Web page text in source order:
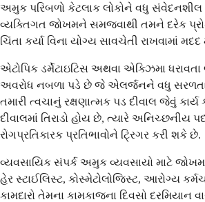
અમુક પરિબળો કેટલાક લોકોને વધુ સંવેદનશીલ
વ્યક્તિગત જોખમને સમજવાથી તમને દરેક
ચિંતા કર્યા વિના યોગ્ય સાવચેતી રાખવામાં
એટોપિક ડર્મેટાઇટિસ અથવા એક્ઝિમા ધરાવતા
અવરોધ નબળા પડે છે જે એલર્જનને વધુ
તમારી ત્વચાનું રક્ષણાત્મક પડ દીવાલ જેવું
દીવાલમાં તિરાડો હોય છે, ત્યારે અનિચ્છનીય
રોગપ્રતિકારક પ્રતિભાવોને ટ્રિગર કરી શકે છે.
વ્યવસાયિક સંપર્ક અમુક વ્યવસાયો માટે જોખમ
હેર સ્ટાઈલિસ્ટ, કોસ્મેટોલોજિસ્ટ, આરોગ્ય
કામદારો તેમના કામકાજના દિવસો દરમિયાન